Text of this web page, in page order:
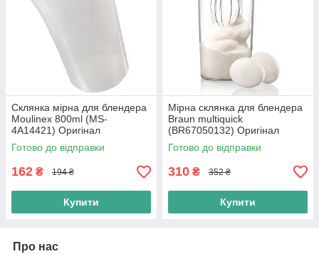
Склянка мірна для блендера
Moulinex 800ml (MS-
4A14421) Оригінал
Готово до відправки
162 ₴ 194 ₴
Купити
Мірна склянка для блендера
Braun multiquick
(BR67050132) Оригінал
Готово до відправки
310 ₴ 352 ₴
Купити
Про нас